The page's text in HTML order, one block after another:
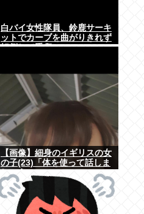
白バイ女性隊員、鈴鹿サーキ
ットでカーブを曲がりきれず
転倒して重傷
【画像】細身のイギリスの女
の子(23)「体を使って話しま
しょう…